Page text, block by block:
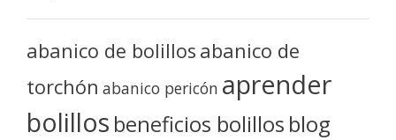
abanico de bolillos abanico de
torchón abanico pericón aprender
bolillos beneficios bolillos blog